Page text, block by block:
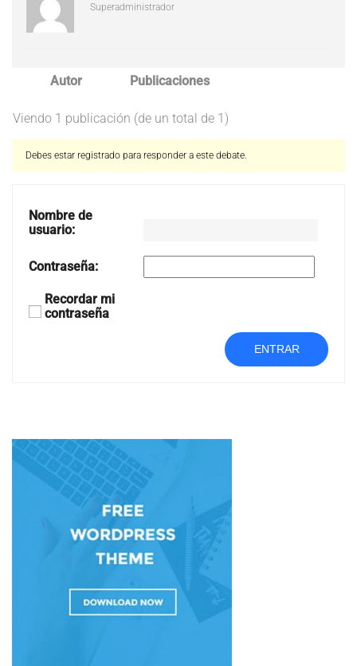
Superadministrador
Autor Publicaciones
Viendo 1 publicación (de un total de 1)
Debes estar registrado para responder a este debate.
Nombre de
usuario:
Contraseña:
Recordar mi
contraseña
ENTRAR